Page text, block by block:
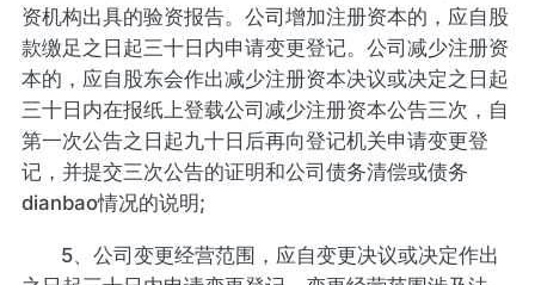
资机构出具的验资报告。公司增加注册资本的，应自股
款缴足之日起三十日内申请变更登记。公司减少注册资
本的，应自股东会作出减少注册资本决议或决定之日起
三十日内在报纸上登载公司减少注册资本公告三次，自
第一次公告之日起九十日后再向登记机关申请变更登
记，并提交三次公告的证明和公司债务清偿或债务
dianbao情况的说明;
5、公司变更经营范围，应自变更决议或决定作出